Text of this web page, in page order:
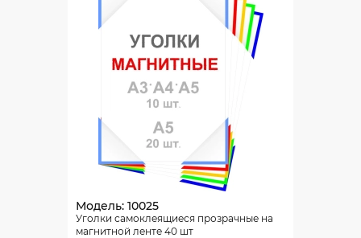
Модель: 10025
Уголки самоклеящиеся прозрачные на
магнитной ленте 40 шт